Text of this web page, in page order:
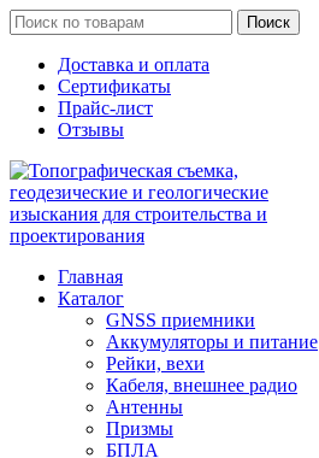
Поиск
Доставка и оплата
Сертификаты
Прайс-лист
Отзывы
Главная
Каталог
GNSS приемники
Аккумуляторы и питание
Рейки, вехи
Кабеля, внешнее радио
Антенны
Призмы
БПЛА